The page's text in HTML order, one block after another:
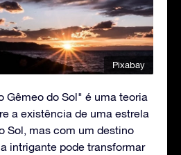
Pixabay
Gêmeo do Sol" é uma teoria
a existência de uma estrela
Sol, mas com um destino
intrigante pode transformar